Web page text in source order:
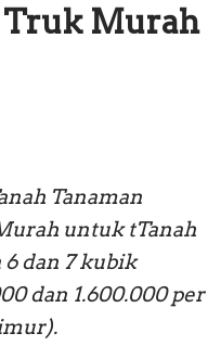
Truk Murah
Tanaman
untuk tTanah
dan 7 kubik
dan 1.600.000 per